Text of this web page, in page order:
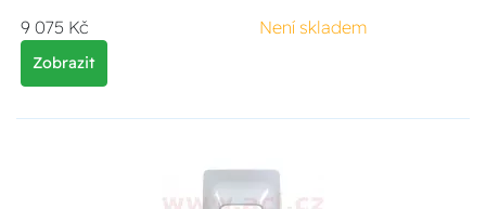
9 075 Kč Není skladem
Zobrazit